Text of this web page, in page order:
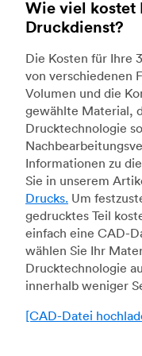
Wie viel kostet
Druckdienst?
Die Kosten für Ihre
von verschiedenen
Volumen und die
gewählte Material,
Drucktechnologie
Informationen zu
Sie in unserem
Drucks. Um
gedrucktes Teil
einfach eine CAD-
wählen Sie Ihr
Drucktechnologie
innerhalb weniger
[CAD-Datei